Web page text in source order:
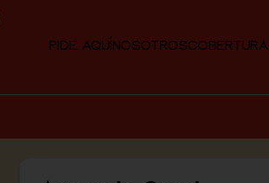
PIDE AQUÍNOSOTROSCOBERTURA